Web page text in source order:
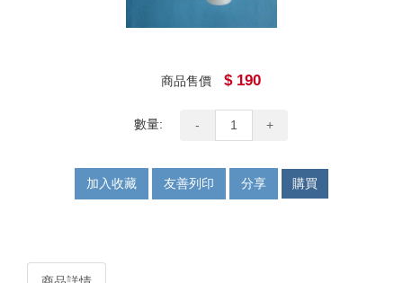
商品售價 $ 190
數量: - +
加入收藏 友善列印 分享 購買